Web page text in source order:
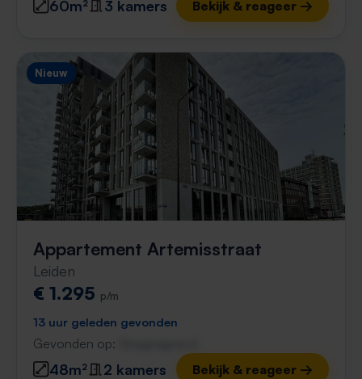
60m² 3 kamers Bekijk & reageer →
Nieuw
Appartement Artemisstraat
Leiden
€ 1.295 p/m
13 uur geleden gevonden
Gevonden op:
48m² 2 kamers Bekijk & reageer →